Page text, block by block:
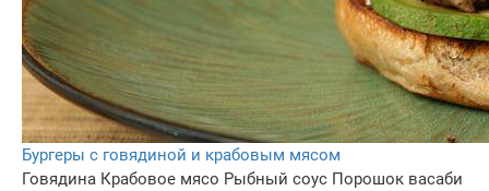
Бургеры с говядиной и крабовым мясом
Говядина Крабовое мясо Рыбный соус Порошок васаби